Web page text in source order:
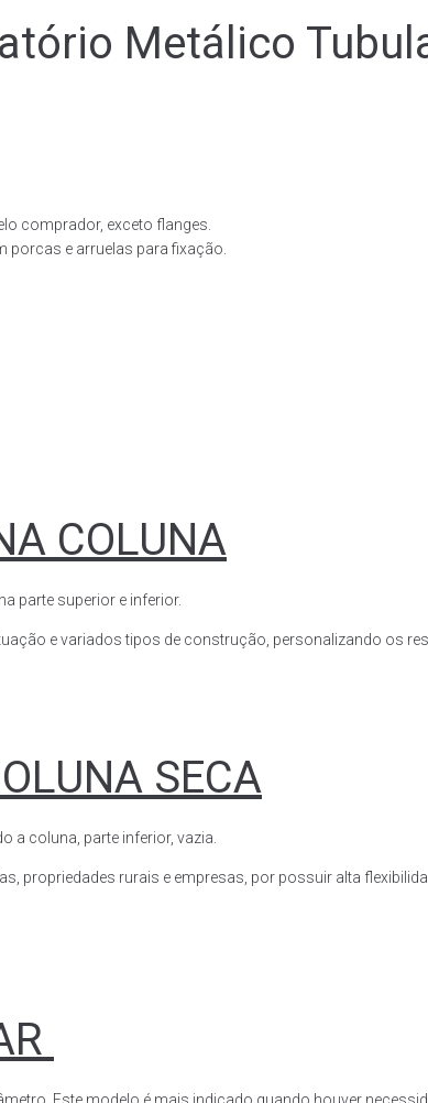
Metálico
comprador, exceto flanges.
e arruelas para fixação.
COLUNA
parte superior e inferior.
e variados tipos de construção, personalizando os
SECA
a coluna, parte inferior, vazia.
rurais e empresas, por possuir alta